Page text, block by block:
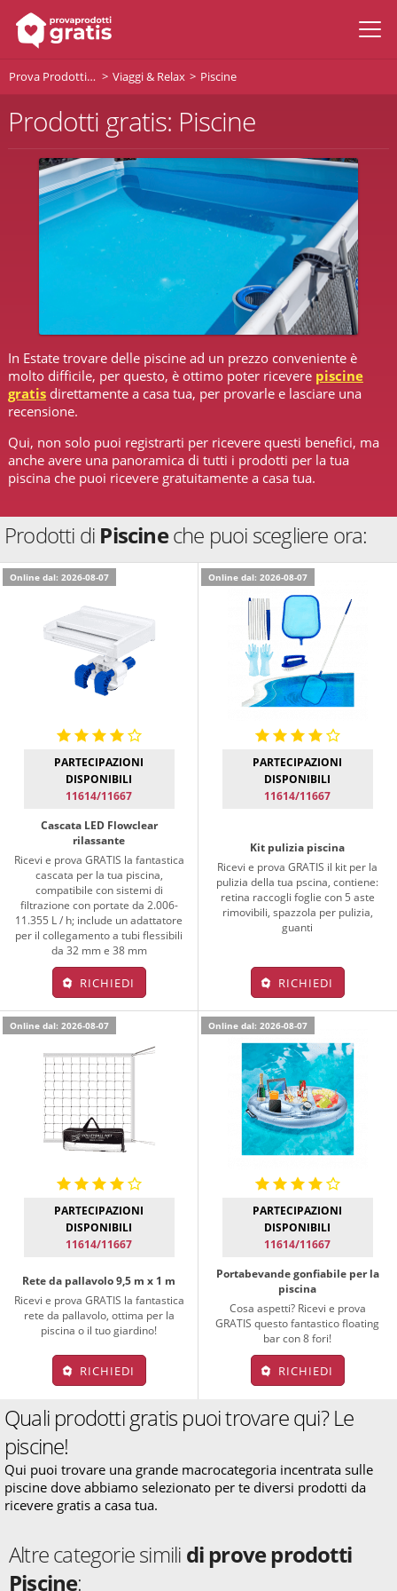
Prova Prodotti Gratis Viaggi & Relax Piscine
Prodotti gratis: Piscine
In Estate trovare delle piscine ad un prezzo conveniente è
molto difficile, per questo, è ottimo poter ricevere piscine
gratisdirettamente a casa tua, per provarle e lasciare una
recensione.
Qui, non solo puoi registrarti per ricevere questi benefici, ma
anche avere una panoramica di tutti i prodotti per la tua
piscina che puoi ricevere gratuitamente a casa tua.
Prodotti di Piscineche puoi scegliere ora:
Online dal: 2026-08-07
PARTECIPAZIONI
DISPONIBILI
11614/11667
Cascata LED Flowclear
rilassante
Ricevi e prova GRATIS la fantastica
cascata per la tua piscina,
compatibile con sistemi di
filtrazione con portate da 2.006-
11.355 L / h; include un adattatore
per il collegamento a tubi flessibili
da 32 mm e 38 mm
RICHIEDI
Online dal: 2026-08-07
PARTECIPAZIONI
DISPONIBILI
11614/11667
Kit pulizia piscina
Ricevi e prova GRATIS il kit per la
pulizia della tua pscina, contiene:
retina raccogli foglie con 5 aste
rimovibili, spazzola per pulizia,
guanti
RICHIEDI
Online dal: 2026-08-07
PARTECIPAZIONI
DISPONIBILI
11614/11667
Rete da pallavolo 9,5 m x 1 m
Ricevi e prova GRATIS la fantastica
rete da pallavolo, ottima per la
piscina o il tuo giardino!
RICHIEDI
Online dal: 2026-08-07
PARTECIPAZIONI
DISPONIBILI
11614/11667
Portabevande gonfiabile per la
piscina
Cosa aspetti? Ricevi e prova
GRATIS questo fantastico floating
bar con 8 fori!
RICHIEDI
Quali prodotti gratis puoi trovare qui? Le
piscine!
Qui puoi trovare una grande macrocategoria incentrata sulle
piscine dove abbiamo selezionato per te diversi prodotti da
ricevere gratis a casa tua.
Altre categorie simili di prove prodotti
Piscine: